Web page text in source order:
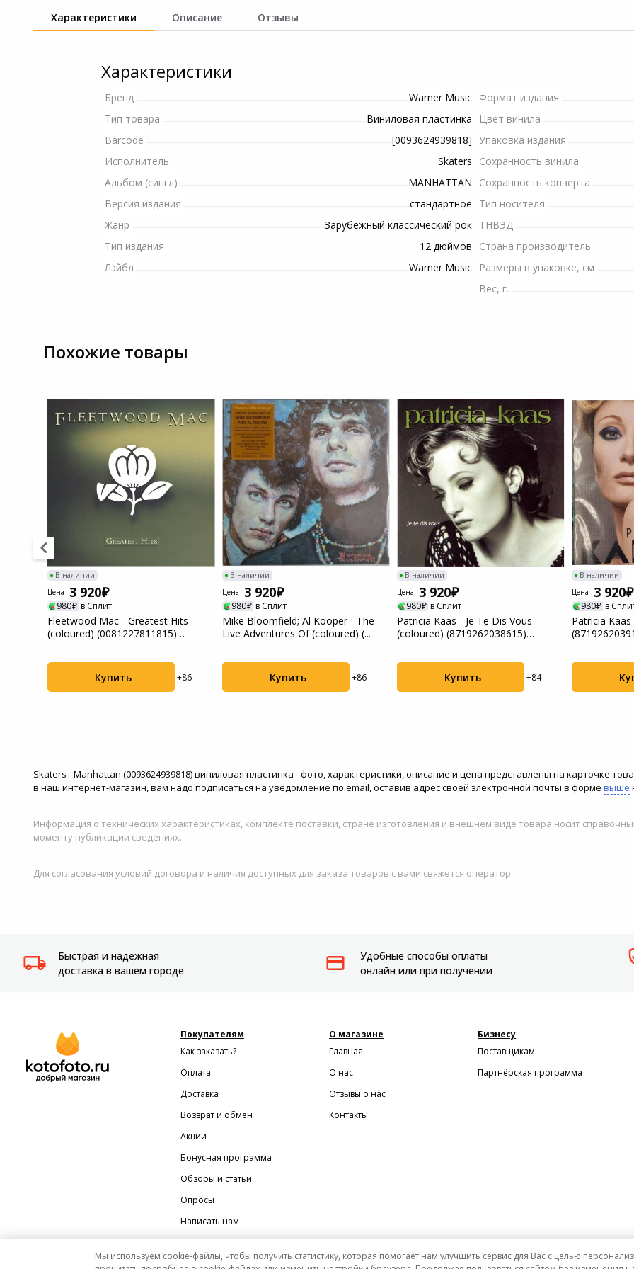
Характеристики Описание Отзывы
Характеристики
Бренд
Warner Music
Тип товара
Виниловая пластинка
Barcode
[0093624939818]
Исполнитель
Skaters
Альбом (сингл)
MANHATTAN
Версия издания
стандартное
Жанр
Зарубежный классический рок
Тип издания
12 дюймов
Лэйбл
Warner Music
Формат издания
Цвет винила
Упаковка издания
Сохранность винила
Сохранность конверта
Тип носителя
ТНВЭД
Страна производитель
Размеры в упаковке, см
Вес, г.
Похожие товары
В наличии
Цена
3 920
980 в Сплит
Fleetwood Mac - Greatest Hits
(coloured) (0081227811815)
Купить +86
В наличии
Цена
3 920
980 в Сплит
Mike Bloomfield; Al Kooper - The
Live Adventures Of (coloured) (...
Купить +86
В наличии
Цена
3 920
980 в Сплит
Patricia Kaas - Je Te Dis Vous
(coloured) (8719262038615)
Купить +84
В наличии
Цена
3 920
980 в
Patricia
Skaters - Manhattan (0093624939818) виниловая пластинка - фото, характеристики, описание и цена представлены на карточке
в наш интернет-магазин, вам надо подписаться на уведомление по email, оставив адрес своей электронной почты в форме выше
Информация о технических характеристиках, комплекте поставки, стране изготовления и внешнем виде товара носит
моменту публикации сведениях.
Для согласования условий договора и наличия доступных для заказа товаров с вами свяжется оператор.
Быстрая и надежная
доставка в вашем городе
Удобные способы оплаты
онлайн или при получении
Мы используем cookie-файлы, чтобы получить статистику, которая помогает нам улучшить сервис для Вас с целью
Покупателям
Как заказать?
Оплата
Доставка
Возврат и обмен
Акции
Бонусная программа
Обзоры и статьи
Опросы
Написать нам
О магазине
Главная
О нас
Отзывы о нас
Контакты
Бизнесу
Поставщикам
Партнёрская программа
Игровые аксессуары
Светофильтры
Строительные миксеры
Строительные степлеры
Строительные фены
Шлифовальные машины
Шуруповерты сетевые
Товары для дачи и сада
Системы полива
Комплектующие и
аксессуары для триммеров
Гидроаккумуляторы для
систем водоснабжения
Канализационные
насосные установки
Торговое оборудование
видеонаблюдения